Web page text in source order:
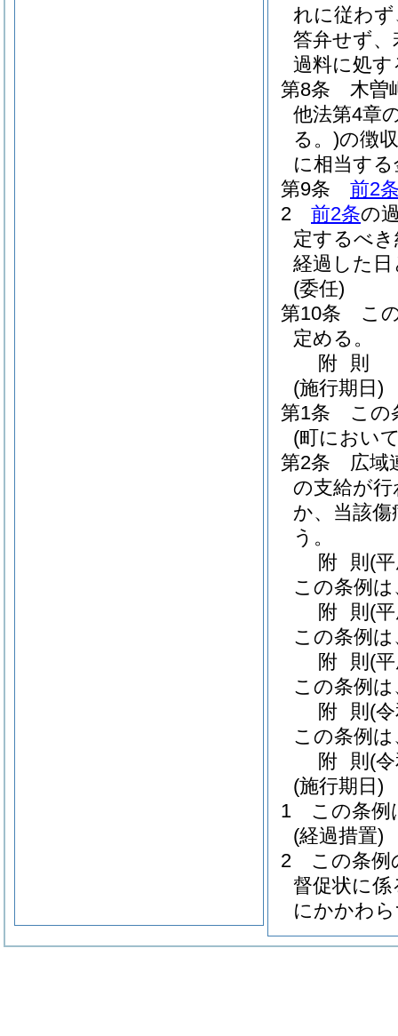
れに従わ
答弁せず
過料に処す
第8条
木曽
他法第4章
る。)の徴
に相当す
第9条
前2
2
前2条の
定するべ
経過した
(委任)
第10条
こ
定める。
附 則
(施行期日)
第1条
この
(町におい
第2条
広域
の支給が
か、当該
う。
附 則 (
この条例
附 則 (
この条例
附 則 (
この条例
附 則 (
この条例
附 則 (
(施行期日)
1
この条例
(経過措置)
2
この条例
督促状に
にかかわ